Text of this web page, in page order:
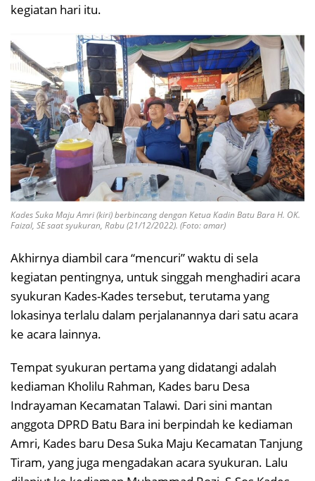
kegiatan hari itu.
Kades Suka Maju Amri (kiri) berbincang dengan Ketua Kadin Batu Bara H. OK.
Faizal, SE saat syukuran, Rabu (21/12/2022). (Foto: amar)
Akhirnya diambil cara “mencuri” waktu di sela
kegiatan pentingnya, untuk singgah menghadiri acara
syukuran Kades-Kades tersebut, terutama yang
lokasinya terlalu dalam perjalanannya dari satu acara
ke acara lainnya.
Tempat syukuran pertama yang didatangi adalah
kediaman Kholilu Rahman, Kades baru Desa
Indrayaman Kecamatan Talawi. Dari sini mantan
anggota DPRD Batu Bara ini berpindah ke kediaman
Amri, Kades baru Desa Suka Maju Kecamatan Tanjung
Tiram, yang juga mengadakan acara syukuran. Lalu